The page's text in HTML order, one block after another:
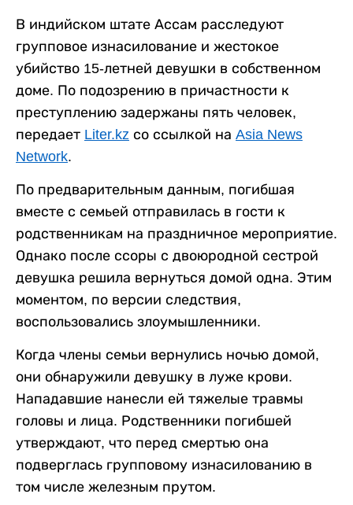
В индийском штате Ассам расследуют
групповое изнасилование и жестокое
убийство 15-летней девушки в собственном
доме. По подозрению в причастности к
преступлению задержаны пять человек,
передает Liter.kz со ссылкой на Asia News
Network.
По предварительным данным, погибшая
вместе с семьей отправилась в гости к
родственникам на праздничное мероприятие.
Однако после ссоры с двоюродной сестрой
девушка решила вернуться домой одна. Этим
моментом, по версии следствия,
воспользовались злоумышленники.
Когда члены семьи вернулись ночью домой,
они обнаружили девушку в луже крови.
Нападавшие нанесли ей тяжелые травмы
головы и лица. Родственники погибшей
утверждают, что перед смертью она
подверглась групповому изнасилованию в
том числе железным прутом.